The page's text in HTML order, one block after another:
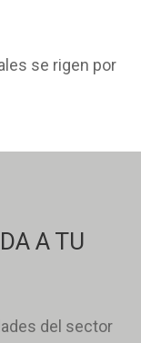
se rigen por
A TU
del sector